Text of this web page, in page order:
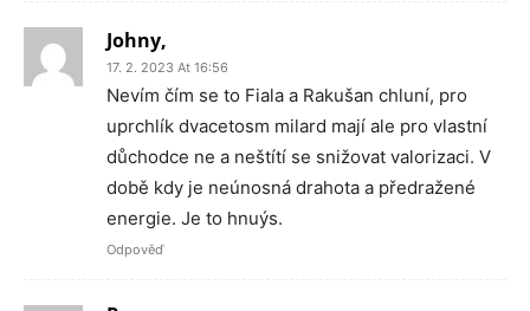
Johny,
17. 2. 2023 At 16:56
Nevím čím se to Fiala a Rakušan chluní, pro
uprchlík dvacetosm milard mají ale pro vlastní
důchodce ne a neštítí se snižovat valorizaci. V
době kdy je neúnosná drahota a předražené
energie. Je to hnuýs.
Odpověď